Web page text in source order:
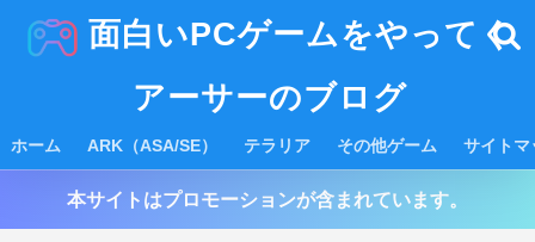
面白いPCゲームをやってく
アーサーのブログ
ホーム ARK（ASA/SE） テラリア その他ゲーム サイトマ
本サイトはプロモーションが含まれています。